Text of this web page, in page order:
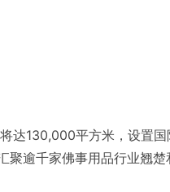
达130,000平方米，设置
逾千家佛事用品行业翘